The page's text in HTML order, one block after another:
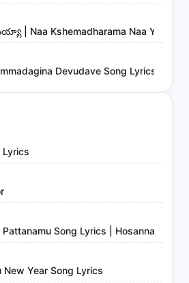
Kshemadharama Naa Yesayya
Devudave Song Lyrics
Lyrics
Pattanamu Song Lyrics | Hosanna
Year Song Lyrics